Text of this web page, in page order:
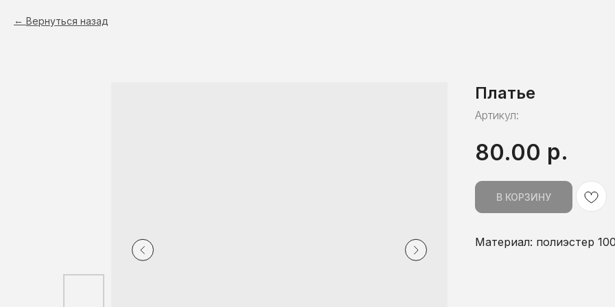
Вернуться назад
Платье
Артикул:
80.00 р.
В КОРЗИНУ
Материал: полиэстер